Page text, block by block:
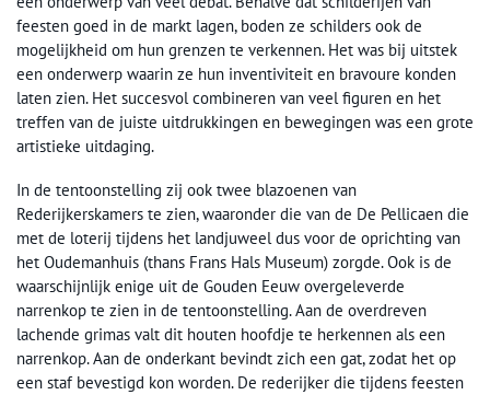
feesten goed in de markt lagen, boden ze schilders ook de
mogelijkheid om hun grenzen te verkennen. Het was bij uitstek
een onderwerp waarin ze hun inventiviteit en bravoure konden
laten zien. Het succesvol combineren van veel figuren en het
treffen van de juiste uitdrukkingen en bewegingen was een grote
artistieke uitdaging.
In de tentoonstelling zij ook twee blazoenen van
Rederijkerskamers te zien, waaronder die van de De Pellicaen die
met de loterij tijdens het landjuweel dus voor de oprichting van
het Oudemanhuis (thans Frans Hals Museum) zorgde. Ook is de
waarschijnlijk enige uit de Gouden Eeuw overgeleverde
narrenkop te zien in de tentoonstelling. Aan de overdreven
lachende grimas valt dit houten hoofdje te herkennen als een
narrenkop. Aan de onderkant bevindt zich een gat, zodat het op
een staf bevestigd kon worden. De rederijker die tijdens feesten